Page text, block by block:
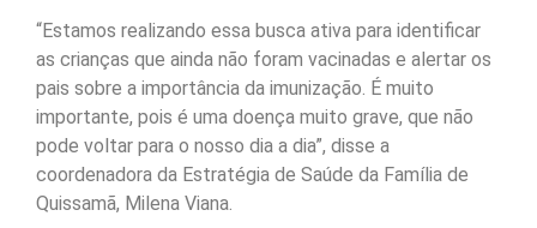
“Estamos realizando essa busca ativa para identificar
as crianças que ainda não foram vacinadas e alertar os
pais sobre a importância da imunização. É muito
importante, pois é uma doença muito grave, que não
pode voltar para o nosso dia a dia”, disse a
coordenadora da Estratégia de Saúde da Família de
Quissamã, Milena Viana.